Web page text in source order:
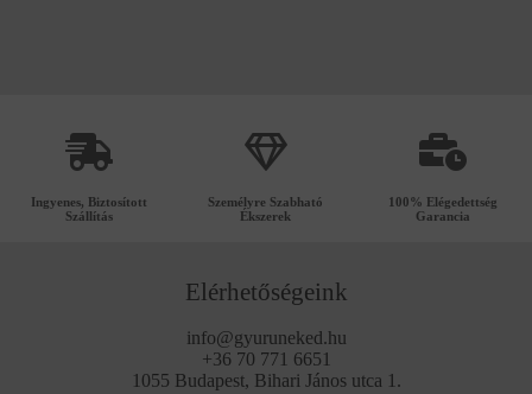
Ingyenes, Biztosított
Szállítás
Személyre Szabható
Ékszerek
100% Elégedettség
Garancia
Elérhetőségeink
info@gyuruneked.hu
+36 70 771 6651
1055 Budapest, Bihari János utca 1.